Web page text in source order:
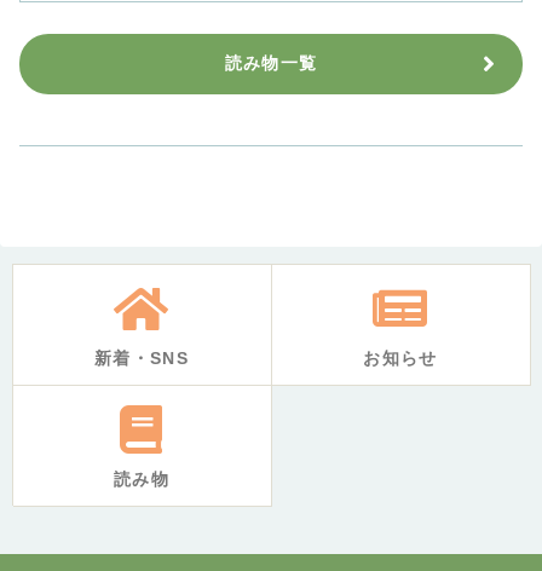
読み物一覧
新着・SNS お知らせ
読み物